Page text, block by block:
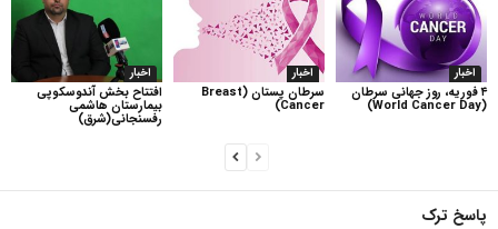
اخبار
افتتاح بخش آندوسکوپی
بیمارستان هاشمی
رفسنجانی(شرق)
اخبار
سرطان پستان (Breast
Cancer)
اخبار
۴ فوریه، روز جهانی سرطان
(World Cancer Day)
پاسخ ترک